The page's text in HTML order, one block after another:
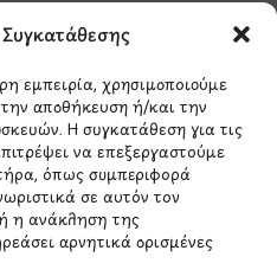
εμπειρία, χρησιμοποιούμε
αποθήκευση ή/και την
Η συγκατάθεση για τις
να επεξεργαστούμε
όπως συμπεριφορά
σε αυτόν τον
η ανάκληση της
αρνητικά ορισμένες
από το σύστημα
Πολιτική Απορρήτουκαι οι
της Google.